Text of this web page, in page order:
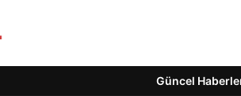
Güncel